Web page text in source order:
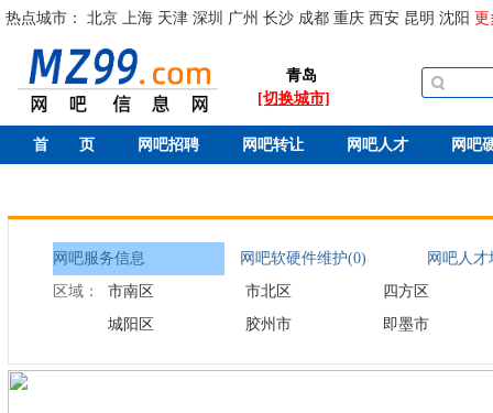
热点城市： 北京 上海 天津 深圳 广州 长沙 成都 重庆 西安 昆明 沈阳 更
青岛
[切换城市]
首 页 网吧招聘 网吧转让 网吧人才 网吧
网吧服务信息 网吧软硬件维护(0)
网吧人
区域：
市南区 市北区
四方区
城阳区
胶州市 即墨市